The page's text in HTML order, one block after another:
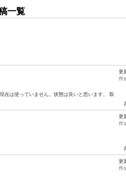
一覧
在は使っていません。状態は良いと思います。 取
更
作
更
作
更
作